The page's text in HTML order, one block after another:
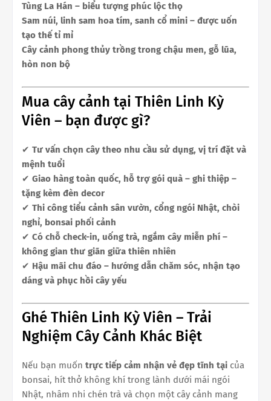
Tùng La Hán – biểu tượng phúc lộc thọ
Sam núi, linh sam hoa tím, sanh cổ mini – được uốn
tạo thế tỉ mỉ
Cây cảnh phong thủy trồng trong chậu men, gỗ lũa,
hòn non bộ
Mua cây cảnh tại Thiên Linh Kỳ
Viên – bạn được gì?
✔ Tư vấn chọn cây theo nhu cầu sử dụng, vị trí đặt và
mệnh tuổi
✔ Giao hàng toàn quốc, hỗ trợ gói quà – ghi thiệp –
tặng kèm đèn decor
✔ Thi công tiểu cảnh sân vườn, cổng ngói Nhật, chòi
nghỉ, bonsai phối cảnh
✔ Có chỗ check-in, uống trà, ngắm cây miễn phí –
không gian thư giãn giữa thiên nhiên
✔ Hậu mãi chu đáo – hướng dẫn chăm sóc, nhận tạo
dáng và phục hồi cây yếu
Ghé Thiên Linh Kỳ Viên – Trải
Nghiệm Cây Cảnh Khác Biệt
Nếu bạn muốn trực tiếp cảm nhận vẻ đẹp tĩnh tại của
bonsai, hít thở không khí trong lành dưới mái ngói
Nhật, nhâm nhi chén trà và chọn một cây cảnh mang